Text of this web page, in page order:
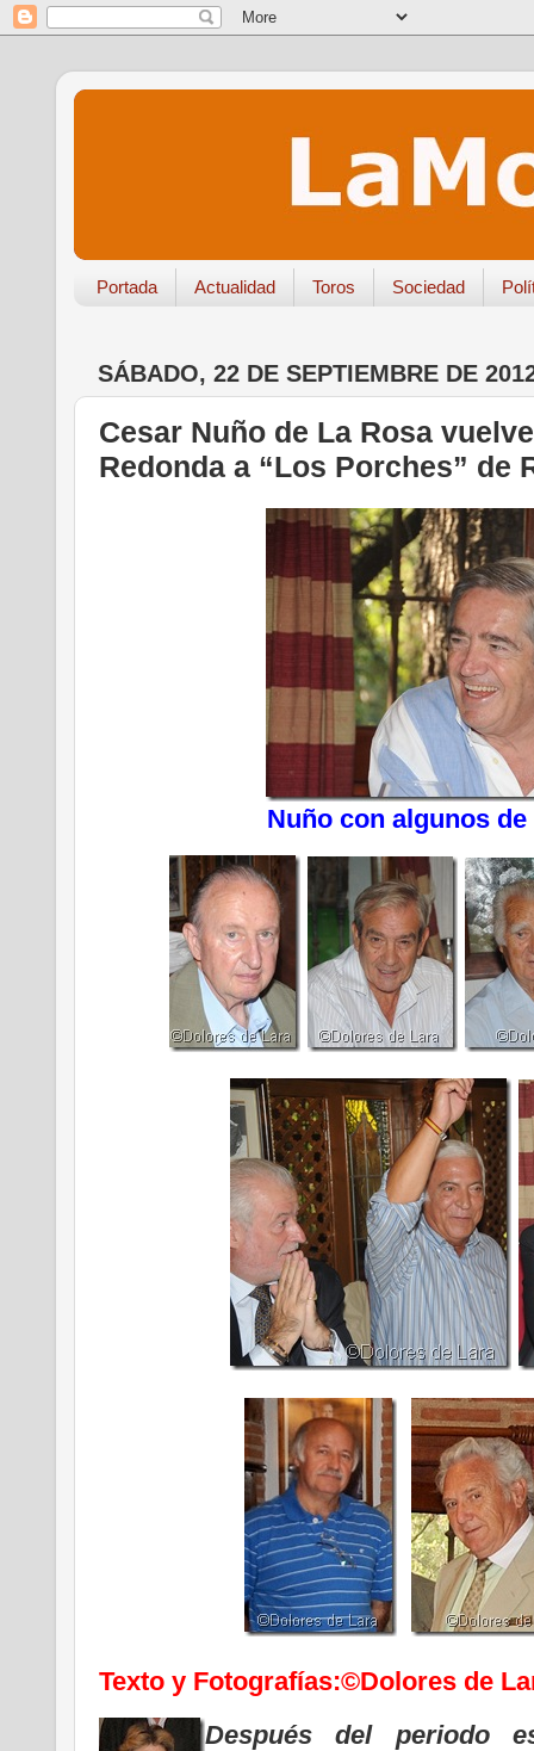
Portada Actualidad Toros Sociedad
SÁBADO, 22 DE SEPTIEMBRE DE
Cesar Nuño de La Rosa
Redonda a “Los Porches” de
Nuño con algunos
Texto y Fotografías:©Dolores de
Después del periodo